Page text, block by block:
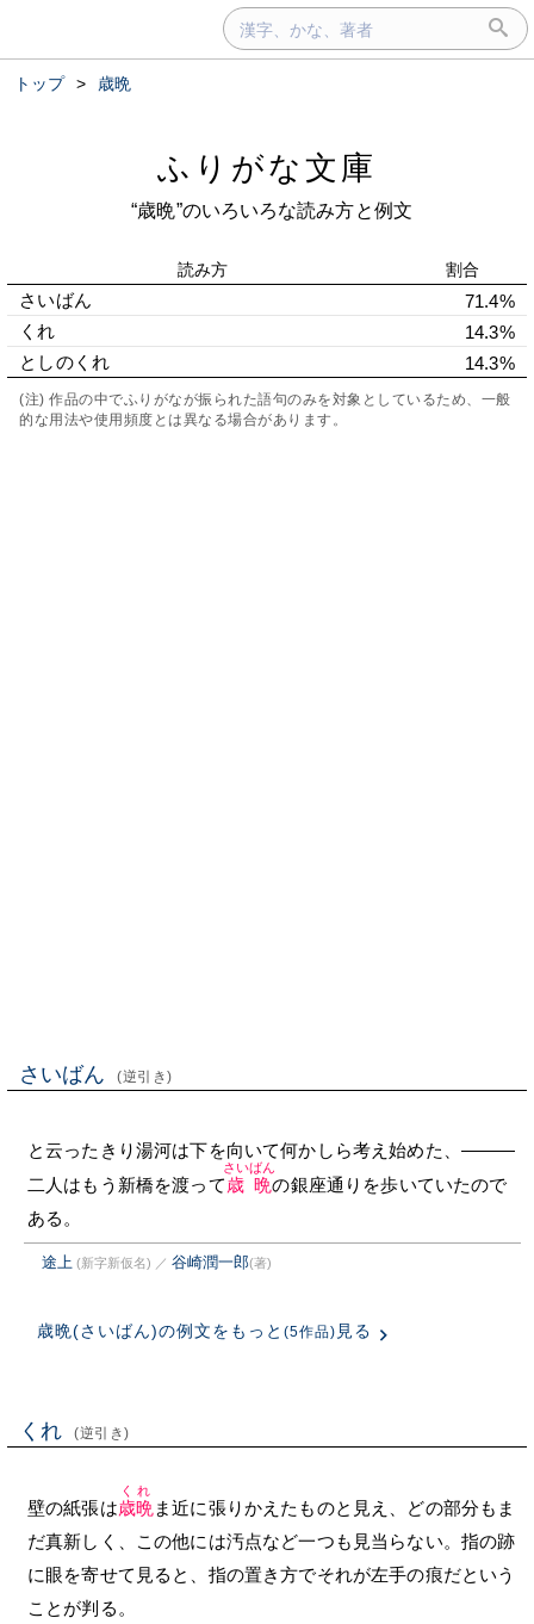
トップ > 歳晩
ふりがな文庫
“歳晩”のいろいろな読み方と例文
読み方 割合
さいばん
71.4%
くれ
14.3%
としのくれ
14.3%
(注) 作品の中でふりがなが振られた語句のみを対象としているため、一般
的な用法や使用頻度とは異なる場合があります。
さいばん (逆引き)
と云ったきり湯河は下を向いて何かしら考え始めた、———
二人はもう新橋を渡って歳晩
さいばん
の銀座通りを歩いていたので
ある。
途上 (新字新仮名) ／ 谷崎潤一郎(著)
歳晩(さいばん)の例文をもっと (5作品) 見る
くれ (逆引き)
壁の紙張は歳晩
くれ
ま近に張りかえたものと見え、どの部分もま
だ真新しく、この他には汚点など一つも見当らない。指の跡
に眼を寄せて見ると、指の置き方でそれが左手の痕だという
ことが判る。